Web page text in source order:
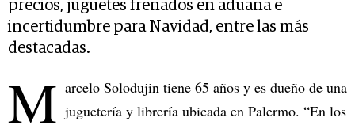
precios, juguetes frenados en aduana e
incertidumbre para Navidad, entre las más
destacadas.
M arcelo Solodujin tiene 65 años y es dueño de una
juguetería y librería ubicada en Palermo. “En los